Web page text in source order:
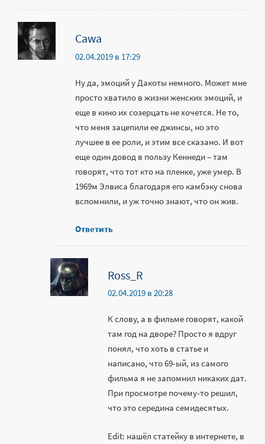
Cawa
02.04.2019 в 17:29
Ну да, эмоций у Дакоты немного. Может мне
просто хватило в жизни женских эмоций, и
еще в кино их созерцать не хочется. Не то,
что меня зацепили ее джинсы, но это
лучшее в ее роли, и этим все сказано. И вот
еще один довод в пользу Кеннеди – там
говорят, что тот кто на пленке, уже умер. В
1969м Элвиса благодаря его камбэку снова
вспомнили, и уж точно знают, что он жив.
Ответить
Ross_R
02.04.2019 в 20:28
К слову, а в фильме говорят, какой
там год на дворе? Просто я вдруг
понял, что хоть в статье и
написано, что 69-ый, из самого
фильма я не запомнил никаких дат.
При просмотре почему-то решил,
что это середина семидесятых.
Edit: нашёл статейку в интернете, в